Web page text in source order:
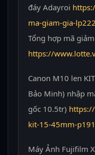
đáy Adayroi
ma-giam-gia-
Tổng hợp mã
https://
Canon M10 len
Bảo Minh) nhập
gốc 10.5tr)
kit-15-45mm-
Máy Ảnh Fujifilm